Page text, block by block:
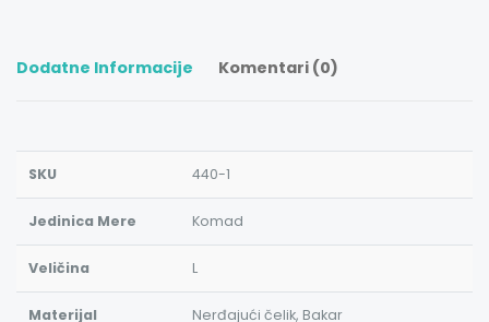
Dodatne Informacije Komentari (0)
SKU 440-1
Jedinica Mere Komad
Veličina L
Materijal Nerđajući čelik, Bakar